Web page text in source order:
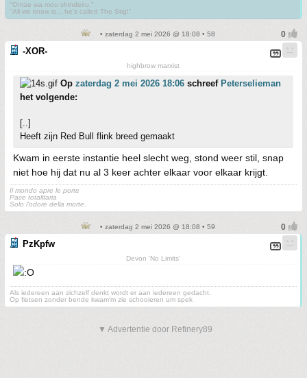
"Omae wa mou shindeiru."
"All we know is... he's called The Stig!"
• zaterdag 2 mei 2026 @ 18:08 • 58
-XOR-
highbrow marxist
Op zaterdag 2 mei 2026 18:06 schreef Peterselieman
het volgende:
[..]
Heeft zijn Red Bull flink breed gemaakt
Kwam in eerste instantie heel slecht weg, stond weer stil, snap
niet hoe hij dat nu al 3 keer achter elkaar voor elkaar krijgt.
Il mondo apre le porte
Pace totalitaria
Solo l'odore della morte.
• zaterdag 2 mei 2026 @ 18:08 • 59
PzKpfw
Devon 'No Limits'
Als iedereen aan zichzelf denkt wordt er aan iedereen gedacht.
Op fietsen zonder bende kwam'm zie schooieren um spek
▼ Advertentie door Refinery89